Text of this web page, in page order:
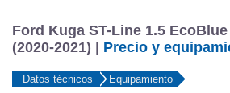
Ford Kuga ST-Line 1.5 EcoBlue
(2020-2021) | Precio y
Datos técnicos Equipamiento